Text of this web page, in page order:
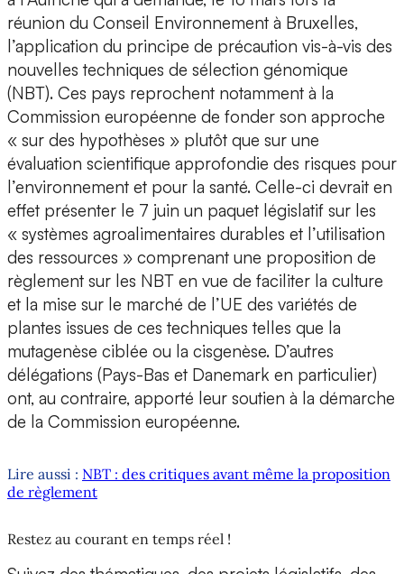
réunion du Conseil Environnement à Bruxelles,
l’application du principe de précaution vis-à-vis des
nouvelles techniques de sélection génomique
(NBT). Ces pays reprochent notamment à la
Commission européenne de fonder son approche
« sur des hypothèses » plutôt que sur une
évaluation scientifique approfondie des risques pour
l’environnement et pour la santé. Celle-ci devrait en
effet présenter le 7 juin un paquet législatif sur les
« systèmes agroalimentaires durables et l’utilisation
des ressources » comprenant une proposition de
règlement sur les NBT en vue de faciliter la culture
et la mise sur le marché de l’UE des variétés de
plantes issues de ces techniques telles que la
mutagenèse ciblée ou la cisgenèse. D’autres
délégations (Pays-Bas et Danemark en particulier)
ont, au contraire, apporté leur soutien à la démarche
de la Commission européenne.
Lire aussi : NBT : des critiques avant même la proposition
de règlement
Restez au courant en temps réel !